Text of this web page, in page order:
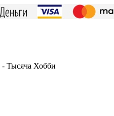
- Тысяча Хобби